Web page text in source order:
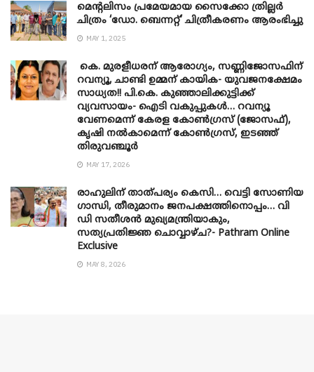
മെന്‍റലിസം പ്രമേയമായ സൈക്കോ ത്രില്ലർ
ചിത്രം ‘ഡോ. ബെന്നറ്റ്’ ചിത്രീകരണം ആരംഭിച്ചു
MAY 1, 2025
കെ. മുരളീധരന് ആരോഗ്യം, സണ്ണിജോസഫിന്
റവന്യൂ, ചാണ്ടി ഉമ്മന് കായിക- യുവജനക്ഷേമം
സാധ്യത!! പി.കെ. കുഞ്ഞാലിക്കുട്ടിക്ക്
വ്യവസായം- ഐടി വകുപ്പുകൾ… റവന്യൂ
വേണമെന്ന് കേരള കോൺഗ്രസ് (ജോസഫ്),
കൃഷി നൽകാമെന്ന് കോൺഗ്രസ്, ഇടഞ്ഞ്
തിരുവഞ്ചൂർ
MAY 17, 2026
രാഹുലിന് താത്പര്യം കെസി… വെട്ടി സോണിയ
​ഗാന്ധി, തീരുമാനം ജനപക്ഷത്തിനൊപ്പം… വി
ഡി സതീശൻ മുഖ്യമന്ത്രിയാകും,
സത്യപ്രതിജ്ഞ ചൊവ്വാഴ്ച?- Pathram Online
Exclusive
MAY 8, 2026